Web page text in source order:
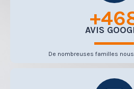
+
AVIS
De nombreuses familles